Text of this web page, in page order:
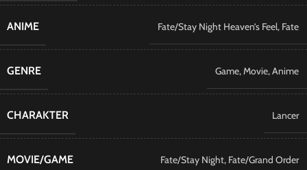
ANIME Fate/Stay Night Heaven’s Feel, Fate
GENRE Game,Movie,Anime
CHARAKTER Lancer
MOVIE/GAME Fate/Stay Night, Fate/Grand Order